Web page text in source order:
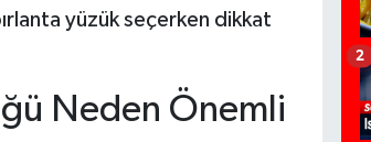
yüzük seçerken dikkat
Neden Önemli
2